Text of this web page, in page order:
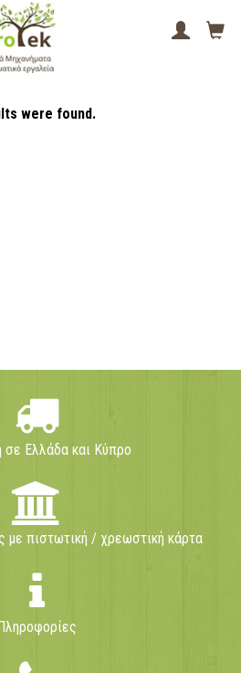
were found.
Ελλάδα και Κύπρο
με πιστωτική / χρεωστική κάρτα